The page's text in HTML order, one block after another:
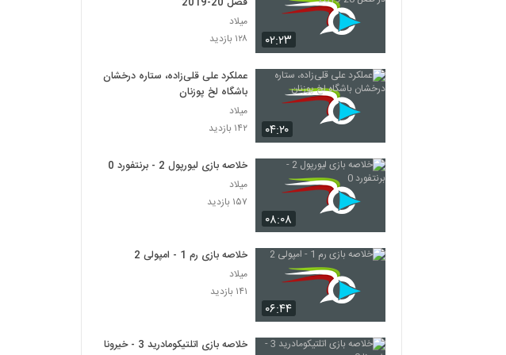
۰۲:۲۳
میلاد
۱۲۸ بازدید
۰۴:۲۰
عملکرد علی قلی‌زاده، ستاره درخشان
باشگاه لخ پوزنان
میلاد
۱۴۲ بازدید
۰۸:۰۸
خلاصه بازی لیورپول 2 - برنتفورد 0
میلاد
۱۵۷ بازدید
۰۶:۴۴
خلاصه بازی رم 1 - امپولی 2
میلاد
۱۴۱ بازدید
خلاصه بازی اتلتیکومادرید 3 - خیرونا